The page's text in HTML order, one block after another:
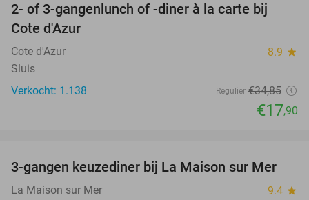
49%
2- of 3-gangenlunch of -diner à la carte bij
Cote d'Azur
Cote d'Azur 8.9 star
Sluis
Verkocht: 1.138
Regulier €34,85
€17,90
40%
3-gangen keuzediner bij La Maison sur Mer
La Maison sur Mer 9.4 star